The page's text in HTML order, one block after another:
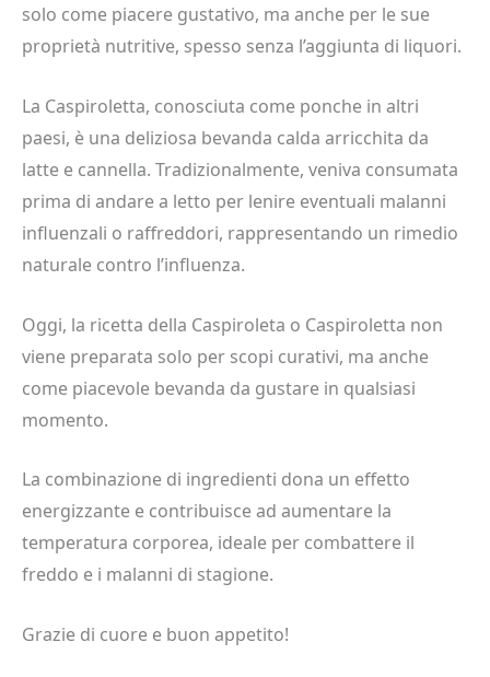
solo come piacere gustativo, ma anche per le sue
proprietà nutritive, spesso senza l’aggiunta di liquori.
La Caspiroletta, conosciuta come ponche in altri
paesi, è una deliziosa bevanda calda arricchita da
latte e cannella. Tradizionalmente, veniva consumata
prima di andare a letto per lenire eventuali malanni
influenzali o raffreddori, rappresentando un rimedio
naturale contro l’influenza.
Oggi, la ricetta della Caspiroleta o Caspiroletta non
viene preparata solo per scopi curativi, ma anche
come piacevole bevanda da gustare in qualsiasi
momento.
La combinazione di ingredienti dona un effetto
energizzante e contribuisce ad aumentare la
temperatura corporea, ideale per combattere il
freddo e i malanni di stagione.
Grazie di cuore e buon appetito!